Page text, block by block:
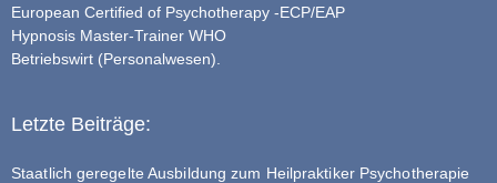
European Certified of Psychotherapy -ECP/EAP
Hypnosis Master-Trainer WHO
Betriebswirt (Personalwesen).
Letzte Beiträge:
Staatlich geregelte Ausbildung zum Heilpraktiker Psychotherapie